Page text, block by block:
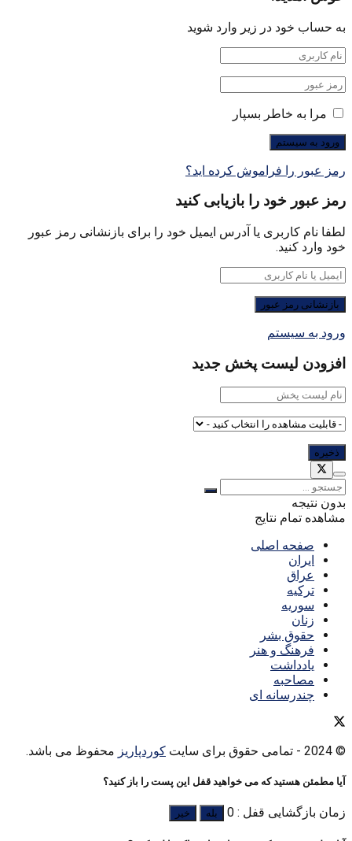
به حساب خود در زیر وارد شوید
مرا به خاطر بسپار
رمز عبور را فراموش کرده اید؟
رمز عبور خود را بازیابی کنید
لطفا نام کاربری یا آدرس ایمیل خود را برای بازنشانی رمز عبور
خود وارد کنید.
ورود به سیستم
افزودن لیست پخش جدید
بدون نتیجه
مشاهده تمام نتایج
صفحه اصلی
ایران
عراق
ترکیه
سوریه
زنان
حقوق بشر
فرهنگ و هنر
یادداشت
مصاحبه
چندرسانه ای
© 2024 - تمامی حقوق برای سایت کوردپاریز محفوظ می باشد.
آیا مطمئن هستید که می خواهید قفل این پست را باز کنید؟
زمان بازگشایی قفل : 0 بله خیر